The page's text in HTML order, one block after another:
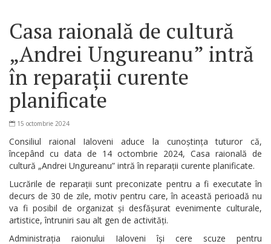
Casa raională de cultură
„Andrei Ungureanu” intră
în reparații curente
planificate
15 octombrie 2024
Consiliul raional Ialoveni aduce la cunoștința tuturor că,
începând cu data de 14 octombrie 2024, Casa raională de
cultură „Andrei Ungureanu” intră în reparații curente planificate.
Lucrările de reparații sunt preconizate pentru a fi executate în
decurs de 30 de zile, motiv pentru care, în această perioadă nu
va fi posibil de organizat și desfășurat evenimente culturale,
artistice, întruniri sau alt gen de activități.
Administrația raionului Ialoveni își cere scuze pentru